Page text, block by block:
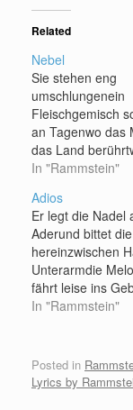
Related
Nebel
Sie stehen eng
umschlungenein
Fleischgemisch
an Tagenwo das
das Land
ihm die Wahrheit
der Windwo das
Ende isthält sie
seine Handund
auf die Stirn
trägt den Abend
Brustund weiss
sie…
In "Rammstein"
Adios
Er legt die Nadel
Aderund bittet
hereinzwischen
Unterarmdie
fährt leise ins
Los Er hat die
Heer marschiert
seinen Darmdie
In "Rammstein"
Posted in
Lyrics by